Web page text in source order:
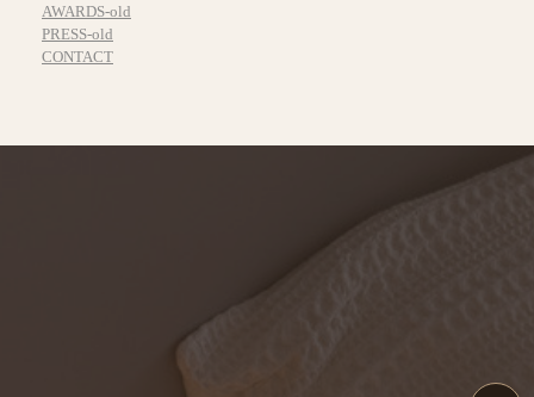
AWARDS-old
PRESS-old
CONTACT